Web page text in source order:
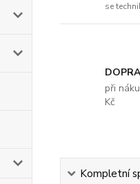
se
při
Kč
Kompletní